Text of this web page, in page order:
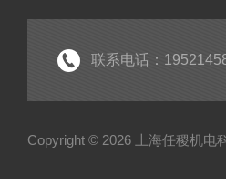
联系电话：
Copyright © 2026 上海任稷机电